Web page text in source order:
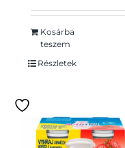
kalciummal és D-
vitaminnal 70 g
Kosárba
teszem
Részletek